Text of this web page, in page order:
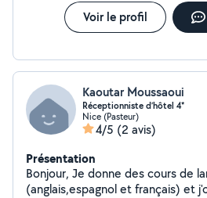
Voir le profil
Kaoutar Moussaoui
Réceptionniste d’hôtel 4*
Nice (Pasteur)
4/5 (2 avis)
Présentation
Bonjour, Je donne des cours de langues
(anglais,espagnol et français) et